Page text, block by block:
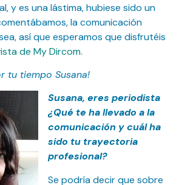
y es una lástima, hubiese sido un
la comunicación
así que esperamos que disfrutéis
de My Dircom.
tu tiempo Susana!
Susana, eres periodista
¿Qué te ha llevado a la
comunicación y cuál ha
sido tu trayectoria
profesional?
Se podría decir que sobre